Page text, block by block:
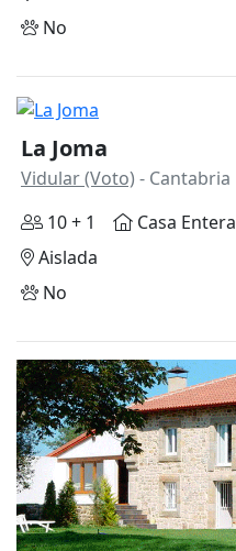
No
La Joma
Vidular (Voto) - Cantabria
10 + 1
Casa Entera
Aislada
No